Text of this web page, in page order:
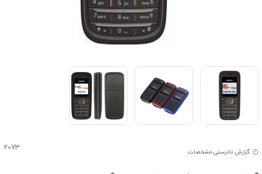
گزارش نادرستی مشخصات 2073